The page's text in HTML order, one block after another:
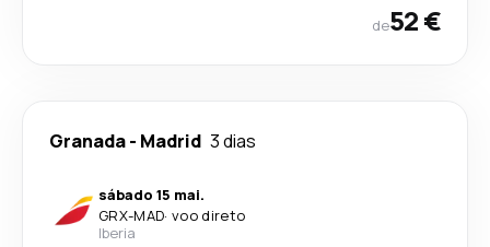
de52 €
Granada- Madrid 3 dias
sábado 15 mai.
GRX-MAD· voo direto
Iberia